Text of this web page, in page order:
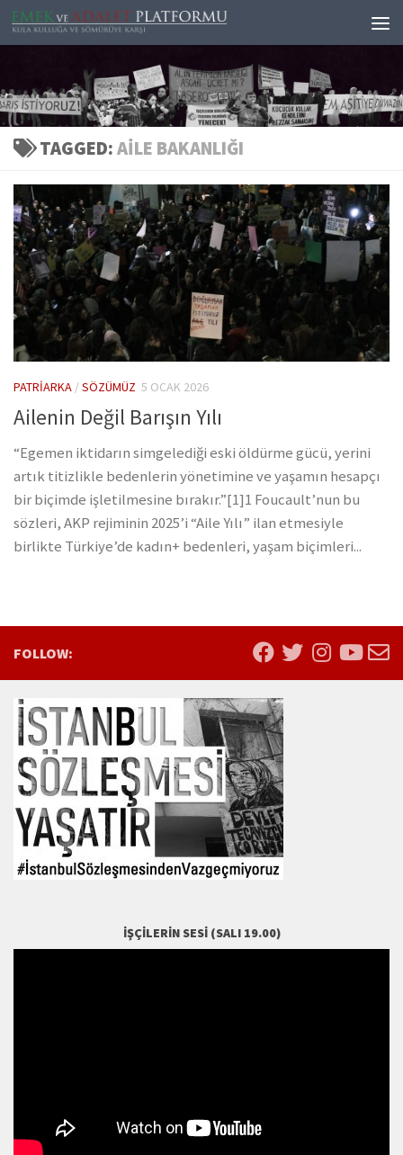
Skip to content
TAGGED:AILE BAKANLIĞI
PATRIARKA /SÖZÜMÜZ 5 OCAK 2026
Ailenin Değil Barışın Yılı
“Egemen iktidarın simgelediği eski öldürme gücü, yerini
artık titizlikle bedenlerin yönetimine ve yaşamın hesapçı
bir biçimde işletilmesine bırakır.”[1]1 Foucault’nun bu
sözleri, AKP rejiminin 2025’i “Aile Yılı” ilan etmesiyle
birlikte Türkiye’de kadın+ bedenleri, yaşam biçimleri...
FOLLOW:
İŞÇILERIN SESI (SALI 19.00)